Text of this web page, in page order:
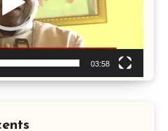
03:58